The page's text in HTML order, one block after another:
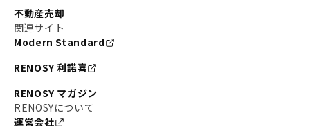
不動産売却
関連サイト
Modern Standard
RENOSY 利諾喜
RENOSY マガジン
RENOSYについて
運営会社